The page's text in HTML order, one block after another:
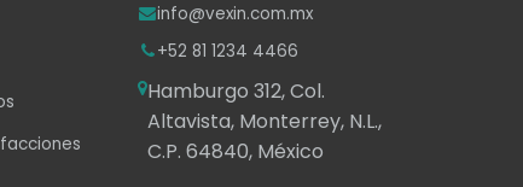
info@vexin.com.mx
+52 81 1234 4466
Hamburgo 312, Col.
Altavista, Monterrey, N.L.,
C.P. 64840, México